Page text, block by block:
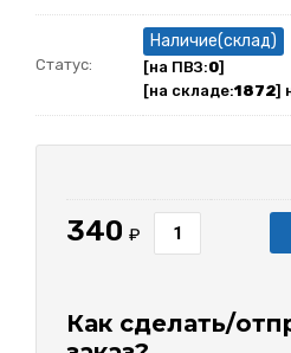
Статус:
Наличие(склад)
[на ПВЗ:0]
[на складе:1872]
340 ₽
Как сделать/